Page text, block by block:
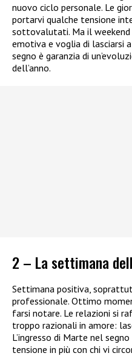
nuovo ciclo personale. Le
portarvi qualche tensione
sottovalutati. Ma il
emotiva e voglia di lasciarsi
segno è garanzia di
dell’anno.
2 – La settimana
Settimana positiva,
professionale. Ottimo
farsi notare. Le relazioni si
troppo razionali in amore:
L’ingresso di Marte nel
tensione in più con chi vi